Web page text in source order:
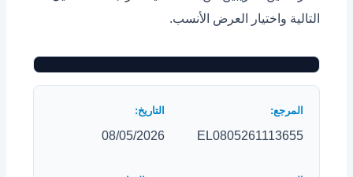
التالية واختيار العرض الأنسب.
EL0805261113655
08/05/2026